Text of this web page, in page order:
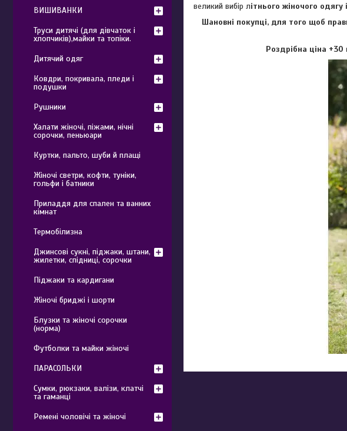
великий вибір літнього жіночого одягу
Шановні покупці, для того щоб
Роздрібна ціна
ВИШИВАНКИ
Труси дитячі (для дівчаток і
хлопчиків),майки та топіки.
Дитячий одяг
Ковдри, покривала, пледи і
подушки
Рушники
Халати жіночі, піжами, нічні
сорочки, пеньюари
Куртки, пальто, шуби й плащі
Жіночі светри, кофти, туніки,
гольфи і батники
Приладдя для спален та ванних
кімнат
Термобілизна
Джинсові сукні, піджаки, штани,
жилетки, спідниці, сорочки
Піджаки та кардигани
Жіночі бриджі і шорти
Блузки та жіночі сорочки
(норма)
Футболки та майки жіночі
ПАРАСОЛЬКИ
Сумки, рюкзаки, валізи, клатчі
та гаманці
Ремені чоловічі та жіночі